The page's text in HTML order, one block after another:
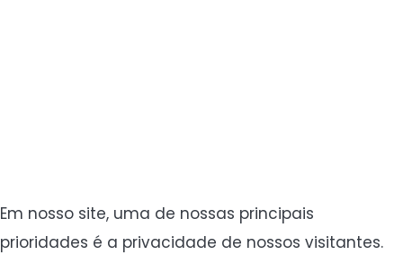
Em nosso site, uma de nossas principais
prioridades é a privacidade de nossos visitantes.